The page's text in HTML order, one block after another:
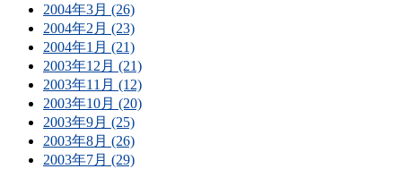
2004年3月 (26)
2004年2月 (23)
2004年1月 (21)
2003年12月 (21)
2003年11月 (12)
2003年10月 (20)
2003年9月 (25)
2003年8月 (26)
2003年7月 (29)